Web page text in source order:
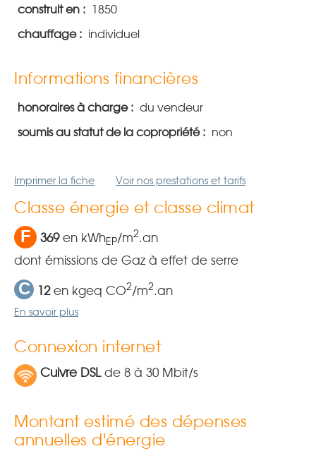
construit en : 1850
chauffage : individuel
Informations financières
honoraires à charge : du vendeur
soumis au statut de la copropriété : non
Imprimer la fiche Voir nos prestations et tarifs
Classe énergie et classe climat
F 369en kWhEP/m2.an
dont émissions de Gaz à effet de serre
C 12en kgeq CO2/m2.an
En savoir plus
Connexion internet
Cuivre DSLde 8 à 30 Mbit/s
Montant estimé des dépenses
annuelles d'énergie